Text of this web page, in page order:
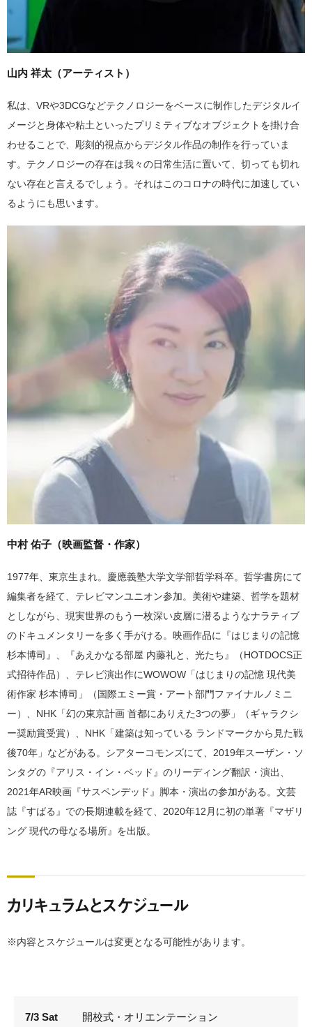
山内 祥太（アーティスト）
私は、VRや3DCGなどテクノロジーをベースに制作したデジタルイ
メージと身体や粘土といったプリミティブなオブジェクトを掛け合
わせることで、彫刻的視点からデジタル作品の制作を行っていま
す。テクノロジーの存在は我々の日常生活に置いて、切っても切れ
ない存在と言えるでしょう。それはこのコロナの時代に加速してい
るようにも思います。
中村 佑子（映画監督・作家）
1977年、東京生まれ。慶應義塾大学文学部哲学科卒。哲学書房にて
編集者を経て、テレビマンユニオン参加。美術や建築、哲学を題材
としながら、現実世界のもう一枚深い皮層に潜るようなナラティブ
のドキュメンタリーを多く手がける。映画作品に『はじまりの記憶
杉本博司』、『あえかなる部屋 内藤礼と、光たち』（HOTDOCS正
式招待作品）、テレビ演出作にWOWOW「はじまりの記憶 現代美
術作家 杉本博司」（国際エミー賞・アート部門ファイナルノミニ
ー）、NHK「幻の東京計画 首都にありえた3つの夢」（ギャラクシ
ー奨励賞受賞）、NHK「建築は知っている ランドマークから見た戦
後70年」などがある。シアターコモンズにて、2019年スーザン・ソ
ンタグの『アリス・イン・ベッド』のリーディング翻訳・演出、
2021年AR映画『サスペンデッド』脚本・演出の参加がある。文芸
誌『すばる』での長期連載を経て、2020年12月に初の単著『マザリ
ング 現代の母なる場所』を出版。
カリキュラムとスケジュール
※内容とスケジュールは変更となる可能性があります。
7/3 Sat 開校式・オリエンテーション